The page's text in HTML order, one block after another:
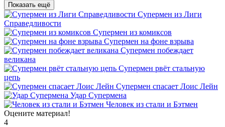
Показать ещё
Супермен из Лиги
Справедливости
Супермен из комиксов
Супермен на фоне взрыва
Супермен побеждает
великана
Супермен рвёт стальную
цепь
Супермен спасает Лоис Лейн
Удар Супермена
Человек из стали и Бэтмен
Оцените материал!
4